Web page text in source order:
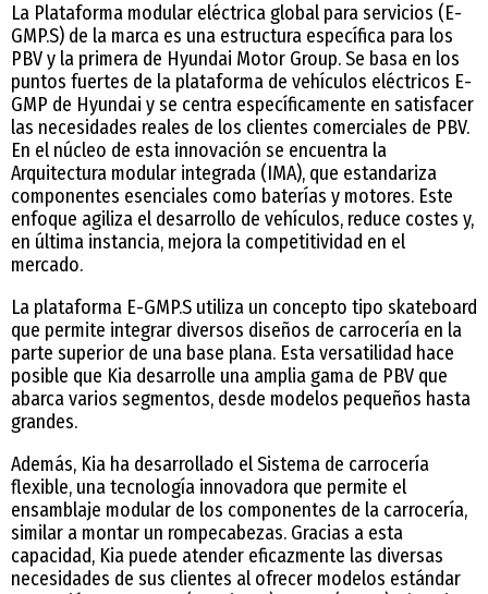
La Plataforma modular eléctrica global para servicios (E-
GMP.S) de la marca es una estructura específica para los
PBV y la primera de Hyundai Motor Group. Se basa en los
puntos fuertes de la plataforma de vehículos eléctricos E-
GMP de Hyundai y se centra específicamente en satisfacer
las necesidades reales de los clientes comerciales de PBV.
En el núcleo de esta innovación se encuentra la
Arquitectura modular integrada (IMA), que estandariza
componentes esenciales como baterías y motores. Este
enfoque agiliza el desarrollo de vehículos, reduce costes y,
en última instancia, mejora la competitividad en el
mercado.
La plataforma E-GMP.S utiliza un concepto tipo skateboard
que permite integrar diversos diseños de carrocería en la
parte superior de una base plana. Esta versatilidad hace
posible que Kia desarrolle una amplia gama de PBV que
abarca varios segmentos, desde modelos pequeños hasta
grandes.
Además, Kia ha desarrollado el Sistema de carrocería
flexible, una tecnología innovadora que permite el
ensamblaje modular de los componentes de la carrocería,
similar a montar un rompecabezas. Gracias a esta
capacidad, Kia puede atender eficazmente las diversas
necesidades de sus clientes al ofrecer modelos estándar